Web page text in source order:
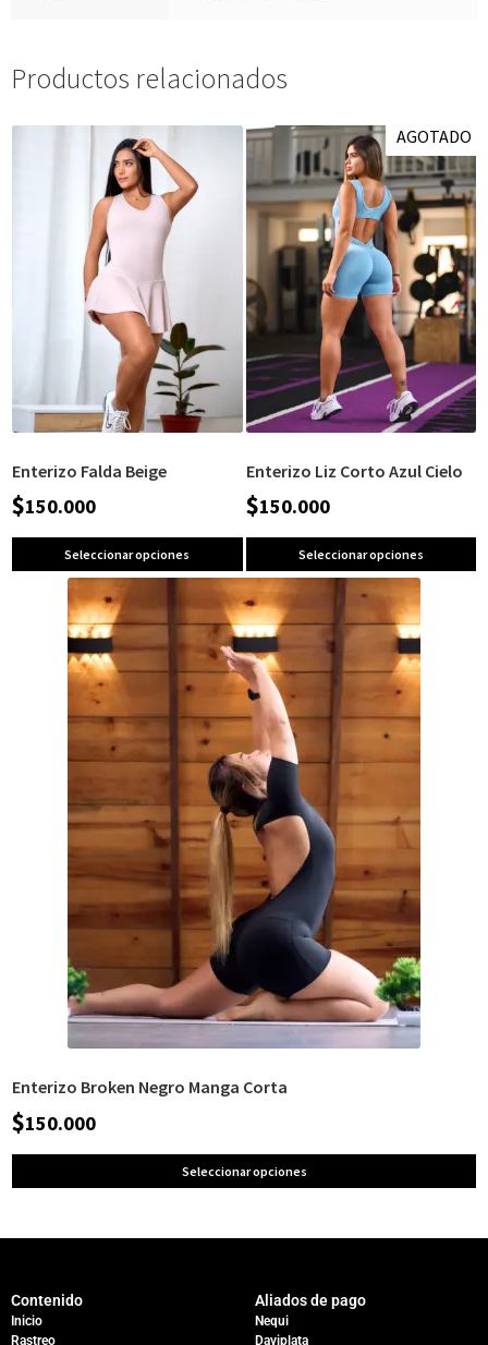
Productos relacionados
Enterizo Falda Beige
$150.000
Seleccionar opciones
AGOTADO
Enterizo Liz Corto Azul Cielo
$150.000
Seleccionar opciones
Enterizo Broken Negro Manga Corta
$150.000
Seleccionar opciones
Contenido
Inicio
Rastreo
Aliados de pago
Nequi
Daviplata